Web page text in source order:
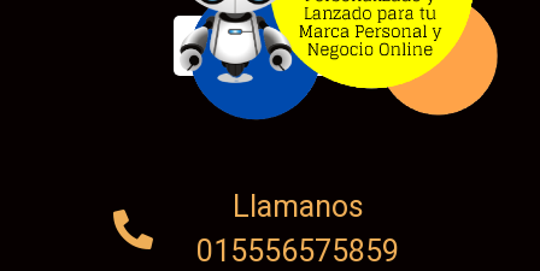
Llamanos
015556575859